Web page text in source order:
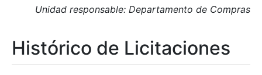
Mostrar/Ocultar
Unidad responsable: Departamento de Compras
Histórico de Licitaciones